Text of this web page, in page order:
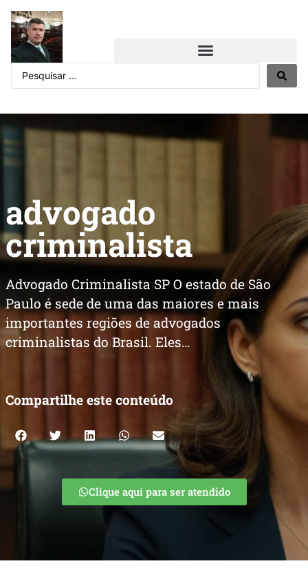
advogado
criminalista
Advogado Criminalista SP O estado de São
Paulo é sede de uma das maiores e mais
importantes regiões de advogados
criminalistas do Brasil. Eles…
Compartilhe este conteúdo
Clique aqui para ser atendido